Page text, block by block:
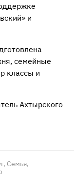
и
семейные
классы и
Ахтырского
Семья,